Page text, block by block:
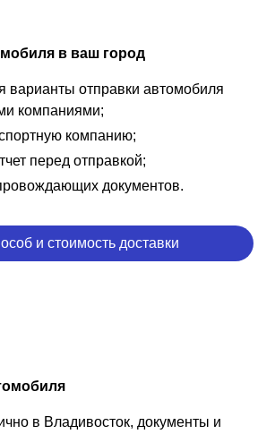
в ваш город
варианты отправки автомобиля
компаниями;
компанию;
перед отправкой;
документов.
и стоимость доставки
в Владивосток, документы и